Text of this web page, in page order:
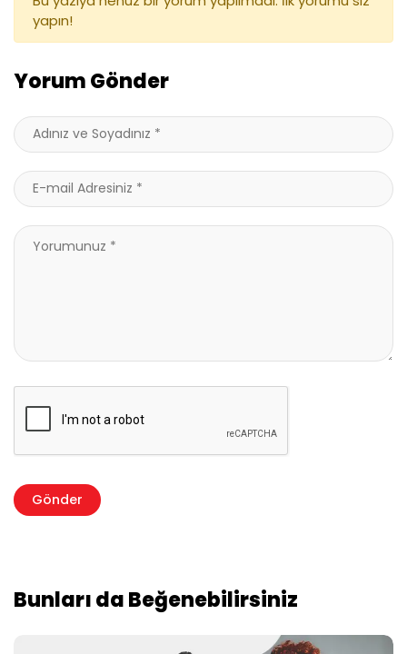
yapın!
Yorum Gönder
Bunları da Beğenebilirsiniz